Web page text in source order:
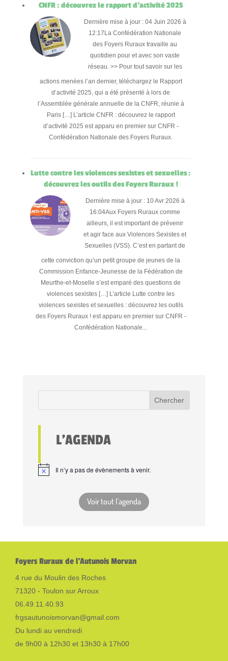
CNFR : découvrez le rapport d’activité 2025
Dernière mise à jour : 04 Juin 2026 à
12:17La Confédération Nationale
des Foyers Ruraux travaille au
quotidien pour et avec son vaste
réseau. >> Pour tout savoir sur les
actions menées l’an dernier, téléchargez le Rapport
d’activité 2025, qui a été présenté à lors de
l’Assemblée générale annuelle de la CNFR, réunie à
Paris […] L’article CNFR : découvrez le rapport
d’activité 2025 est apparu en premier sur CNFR -
Confédération Nationale des Foyers Ruraux.
Lutte contre les violences sexistes et sexuelles :
découvrez les outils des Foyers Ruraux !
Dernière mise à jour : 10 Avr 2026 à
16:04Aux Foyers Ruraux comme
ailleurs, il est important de prévenir
et agir face aux Violences Sexistes et
Sexuelles (VSS). C’est en partant de
cette conviction qu’un petit groupe de jeunes de la
Commission Enfance-Jeunesse de la Fédération de
Meurthe-et-Moselle s’est emparé des questions de
violences sexistes […] L’article Lutte contre les
violences sexistes et sexuelles : découvrez les outils
des Foyers Ruraux ! est apparu en premier sur CNFR -
Confédération Nationale...
L'AGENDA
Il n’y a pas de évènements à venir.
Voir tout l'agenda
Foyers Ruraux de l'Autunois Morvan
4 rue du Moulin des Roches
71320 - Toulon sur Arroux
06.49.11.40.93
frgsautunoismorvan@gmail.com
Du lundi au vendredi
de 9h00 à 12h30 et 13h30 à 17h00